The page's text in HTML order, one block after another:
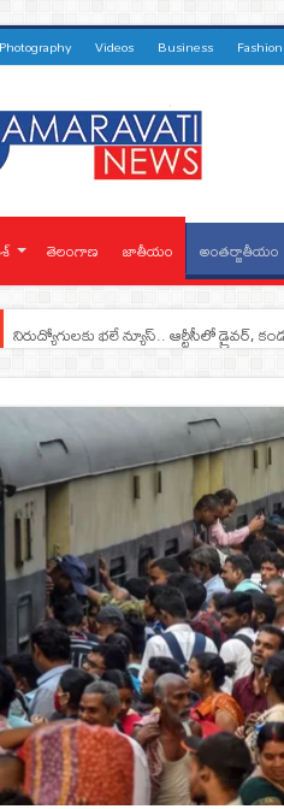
Photography Videos Business Fashion
తెలంగాణ జాతీయం అంతర్జాతీయం
నిరుద్యోగులకు భలే న్యూస్.. ఆర్టీసీలో డ్రైవర్,